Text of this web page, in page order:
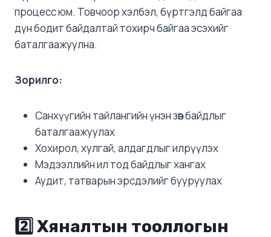
процесс юм. Товчоор хэлбэл, бүртгэлд байгаа
дүн бодит байдалтай тохирч байгаа эсэхийг
баталгаажуулна.
Зорилго:
Санхүүгийн тайлангийн үнэн зөв байдлыг
баталгаажуулах
Хохирол, хулгай, алдагдлыг илрүүлэх
Мэдээллийн ил тод байдлыг хангах
Аудит, татварын эрсдэлийг бууруулах
2️⃣ Хяналтын тооллогын